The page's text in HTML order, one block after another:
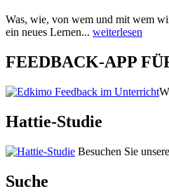
Was, wie, von wem und mit wem
ein neues Lernen... weiterlesen
FEEDBACK-APP
Hattie-Studie
Besuchen Sie
Suche